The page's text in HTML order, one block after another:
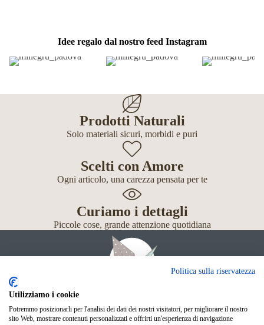
Idee regalo dal nostro feed Instagram
Prodotti Naturali
Solo materiali sicuri, morbidi e puri
Scelti con Amore
Ogni articolo, una carezza pensata per te
Curiamo i dettagli
Piccole cose, grande attenzione quotidiana
Giochi
Politica sulla riservatezza
Utilizziamo i cookie
Potremmo posizionarli per l'analisi dei dati dei nostri visitatori, per migliorare il nostro
sito Web, mostrare contenuti personalizzati e offrirti un'esperienza di navigazione